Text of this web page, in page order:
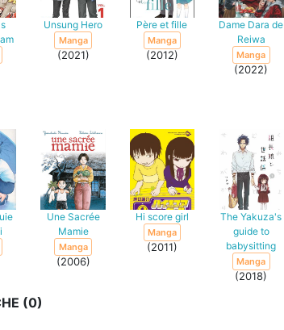
Unsung Hero
Manga
(2021)
Père et fille
Manga
(2012)
Dame Dara de
Reiwa
Manga
(2022)
Une Sacrée
Mamie
Manga
(2006)
Hi score girl
Manga
(2011)
The Yakuza's
guide to
babysitting
Manga
(2018)
(0)